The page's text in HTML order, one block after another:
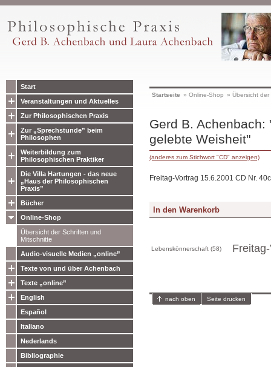
Start
Veranstaltungen und Aktuelles
Zur Philosophischen Praxis
Zur „Sprechstunde” beim
Philosophen
Weiterbildung zum
Philosophischen Praktiker
Die Villa Hartungen - das neue
„Haus der Philosophischen
Praxis”
Bücher
Online-Shop
Übersicht der Schriften und
Mitschnitte
Audio-visuelle Medien „online”
Texte von und über Achenbach
Texte „online”
English
Español
Italiano
Nederlands
Bibliographie
Startseite » Online-Shop » Übersicht
Gerd B.
gelebte Weisheit"
(anderes zum Stichwort "CD" anzeigen)
Freitag-Vortrag 15.6.2001 CD Nr. 40c
Lebenskönnerschaft (58)
nach oben Seite drucken